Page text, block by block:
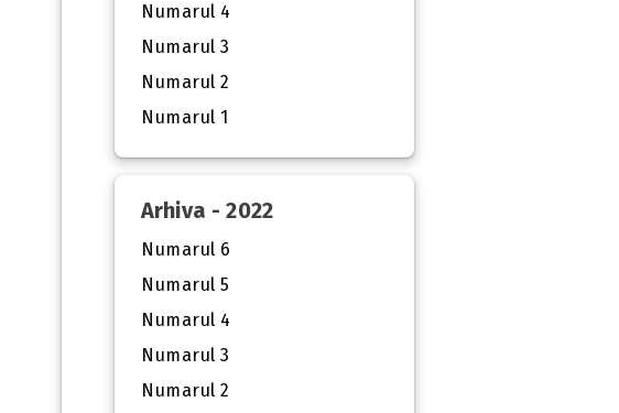
Numarul 4
Numarul 3
Numarul 2
Numarul 1
Arhiva - 2022
Numarul 6
Numarul 5
Numarul 4
Numarul 3
Numarul 2